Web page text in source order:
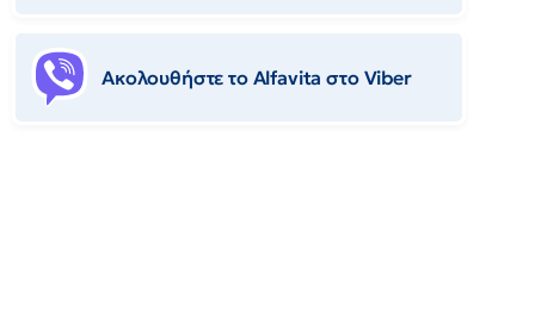
Ακολουθήστε το Αlfavita στο Viber